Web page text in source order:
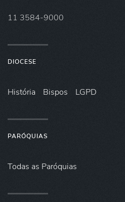
11 3584-9000
DIOCESE
História Bispos LGPD
PARÓQUIAS
Todas as Paróquias